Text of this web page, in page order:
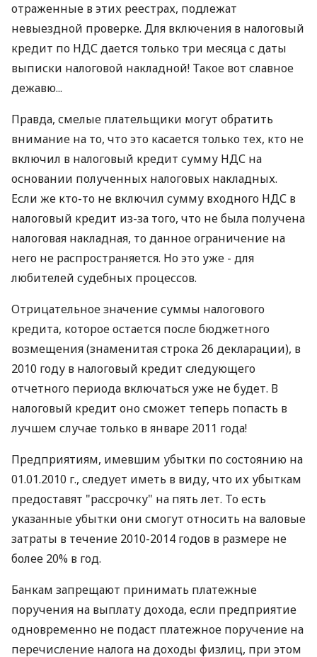
отраженные в этих реестрах, подлежат
невыездной проверке. Для включения в налоговый
кредит по НДС дается только три месяца с даты
выписки налоговой накладной! Такое вот славное
дежавю...
Правда, смелые плательщики могут обратить
внимание на то, что это касается только тех, кто не
включил в налоговый кредит сумму НДС на
основании полученных налоговых накладных.
Если же кто-то не включил сумму входного НДС в
налоговый кредит из-за того, что не была получена
налоговая накладная, то данное ограничение на
него не распространяется. Но это уже - для
любителей судебных процессов.
Отрицательное значение суммы налогового
кредита, которое остается после бюджетного
возмещения (знаменитая строка 26 декларации), в
2010 году в налоговый кредит следующего
отчетного периода включаться уже не будет. В
налоговый кредит оно сможет теперь попасть в
лучшем случае только в январе 2011 года!
Предприятиям, имевшим убытки по состоянию на
01.01.2010 г., следует иметь в виду, что их убыткам
предоставят "рассрочку" на пять лет. То есть
указанные убытки они смогут относить на валовые
затраты в течение 2010-2014 годов в размере не
более 20% в год.
Банкам запрещают принимать платежные
поручения на выплату дохода, если предприятие
одновременно не подаст платежное поручение на
перечисление налога на доходы физлиц, при этом